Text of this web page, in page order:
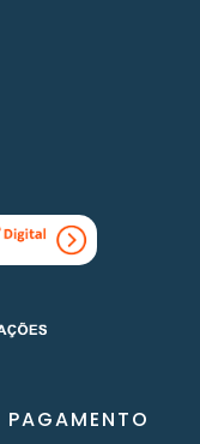
PAGAMENTO